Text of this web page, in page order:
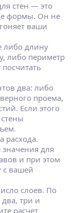
стен — это
формы. Он не
ваши
либо длину
либо периметр
два: либо
проема,
Если этого
расхода.
для
и при этом
с вашей
слоев. По
три и
расчет